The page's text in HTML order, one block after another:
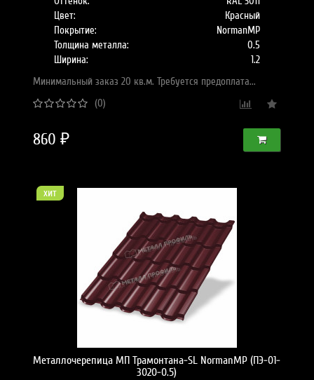
Цвет:
Красный
Покрытие:
NormanMP
Толщина металла:
0.5
Ширина:
1.2
Минимальный заказ 20 кв.м. Требуется предоплата...
(0)
860 ₽
хит
Металлочерепица МП Трамонтана-SL NormanMP (ПЭ-01-
3020-0.5)